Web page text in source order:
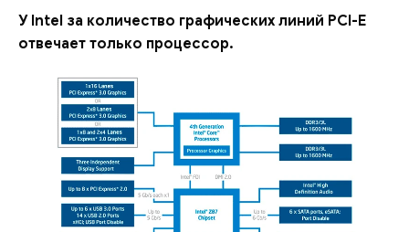
У Intel за количество графических линий PCI-E
отвечает только процессор.